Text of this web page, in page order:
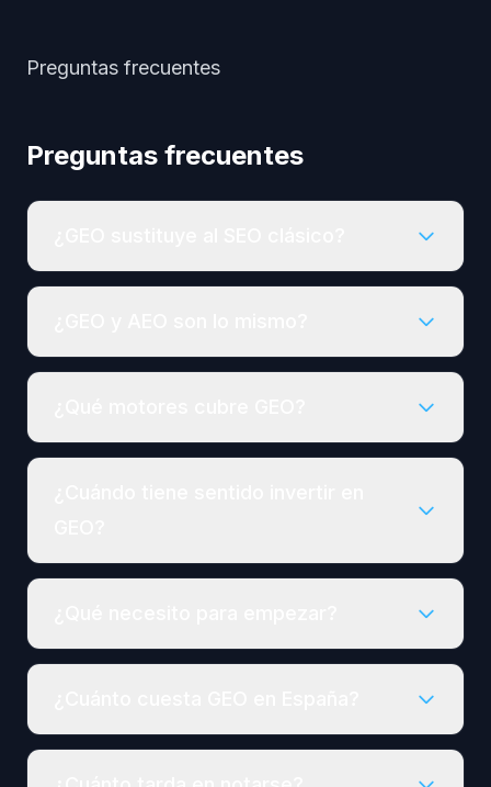
Preguntas frecuentes
Preguntas frecuentes